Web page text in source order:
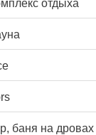
отдыха
баня на дровах